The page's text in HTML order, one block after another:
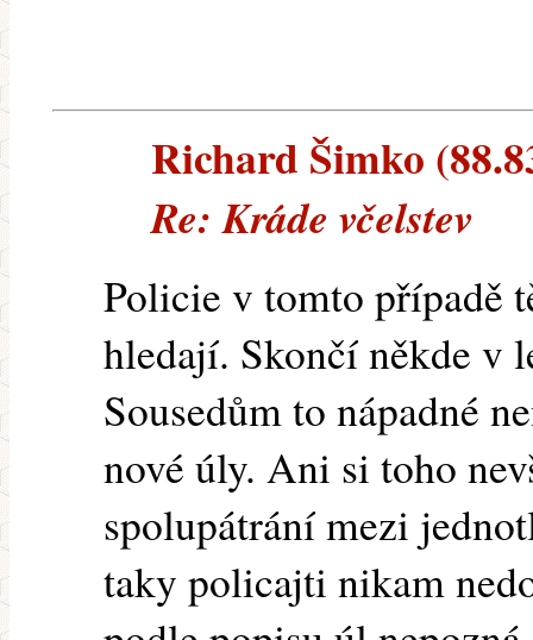
Richard Šimko
Re: Kráde včelstev
Policie v tomto případě
hledají. Skončí někde v
Sousedům to nápadné
nové úly. Ani si toho
spolupátrání mezi
taky policajti nikam